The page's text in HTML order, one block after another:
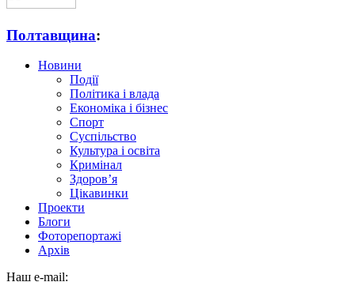
Полтавщина:
Новини
Події
Політика і влада
Економіка і бізнес
Спорт
Суспільство
Культура і освіта
Кримінал
Здоров’я
Цікавинки
Проекти
Блоги
Фоторепортажі
Архів
Наш e-mail: